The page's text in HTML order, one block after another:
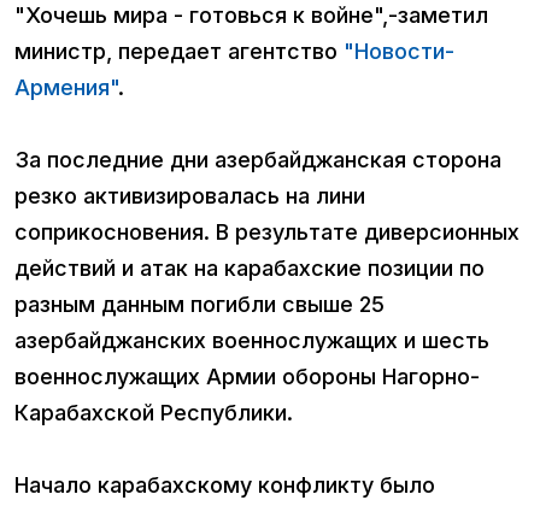
"Хочешь мира - готовься к войне",-заметил
министр, передает агентство "Новости-
Армения".
За последние дни азербайджанская сторона
резко активизировалась на лини
соприкосновения. В результате диверсионных
действий и атак на карабахские позиции по
разным данным погибли свыше 25
азербайджанских военнослужащих и шесть
военнослужащих Армии обороны Нагорно-
Карабахской Республики.
Начало карабахскому конфликту было